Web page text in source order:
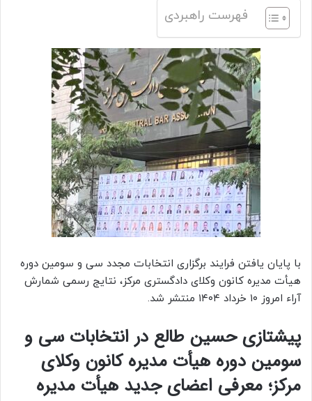
فهرست راهبردی
با پایان یافتن فرایند برگزاری انتخابات مجدد سی و سومین دوره
هیأت مدیره کانون وکلای دادگستری مرکز، نتایج رسمی شمارش
آراء امروز ۱۰ خرداد ۱۴۰۴ منتشر شد.
پیشتازی حسین طالع در انتخابات سی و
سومین دوره هیأت مدیره کانون وکلای
مرکز؛ معرفی اعضای جدید هیأت مدیره